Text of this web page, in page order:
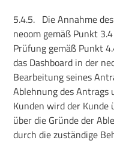
5.4.5. Die Annahme
neoom gemäß Punkt
Prüfung gemäß Punkt
das Dashboard in der
Bearbeitung seines
Ablehnung des Antrags
Kunden wird der Kunde
über die Gründe der
durch die zuständige